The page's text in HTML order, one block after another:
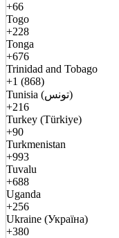
+66
Togo
+228
Tonga
+676
Trinidad and Tobago
+1 (868)
Tunisia (تونس)
+216
Turkey (Türkiye)
+90
Turkmenistan
+993
Tuvalu
+688
Uganda
+256
Ukraine (Україна)
+380